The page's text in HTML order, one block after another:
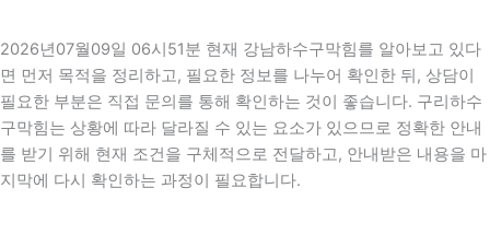
2026년07월09일 06시51분 현재 강남하수구막힘를 알아보고 있다
면 먼저 목적을 정리하고, 필요한 정보를 나누어 확인한 뒤, 상담이
필요한 부분은 직접 문의를 통해 확인하는 것이 좋습니다. 구리하수
구막힘는 상황에 따라 달라질 수 있는 요소가 있으므로 정확한 안내
를 받기 위해 현재 조건을 구체적으로 전달하고, 안내받은 내용을 마
지막에 다시 확인하는 과정이 필요합니다.